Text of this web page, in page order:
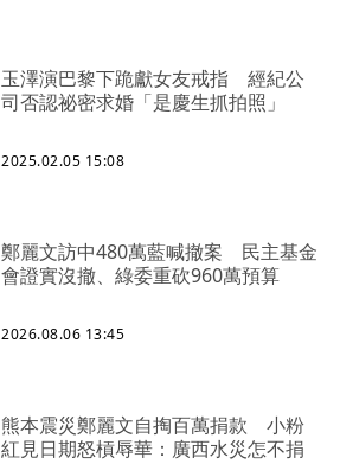
玉澤演巴黎下跪獻女友戒指 經紀公
司否認祕密求婚「是慶生抓拍照」
2025.02.05 15:08
鄭麗文訪中480萬藍喊撤案 民主基金
會證實沒撤、綠委重砍960萬預算
2026.08.06 13:45
熊本震災鄭麗文自掏百萬捐款 小粉
紅見日期怒槓辱華：廣西水災怎不捐